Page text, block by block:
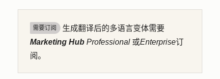
需要订阅
生成翻译后的多语言变体需要
Marketing Hub Professional 或Enterprise订
阅。